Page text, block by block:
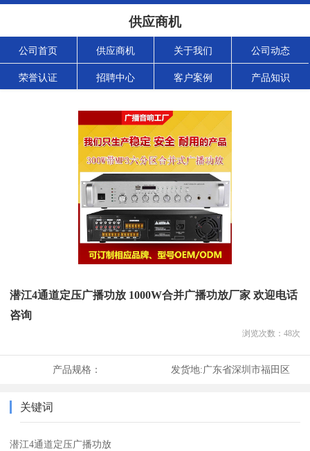
供应商机
公司首页 供应商机 关于我们 公司动态
荣誉认证 招聘中心 客户案例 产品知识
潜江4通道定压广播功放 1000W合并广播功放厂家 欢迎电话
咨询
浏览次数： 48次
产品规格： 发货地:广东省深圳市福田区
关键词
潜江4通道定压广播功放